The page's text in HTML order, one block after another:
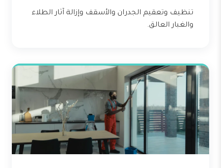
تنظيف وتعقيم الجدران والأسقف وإزالة آثار الطلاء
والغبار العالق.